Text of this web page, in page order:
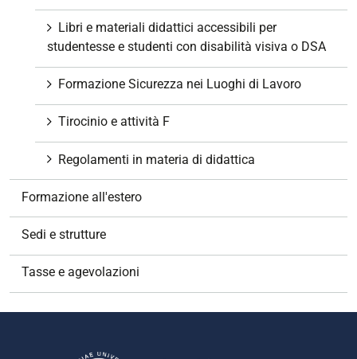
Libri e materiali didattici accessibili per
studentesse e studenti con disabilità visiva o DSA
Formazione Sicurezza nei Luoghi di Lavoro
Tirocinio e attività F
Regolamenti in materia di didattica
Formazione all'estero
Sedi e strutture
Tasse e agevolazioni